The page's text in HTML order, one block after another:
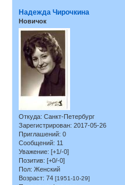
Надежда Чирочкина
Новичок
Откуда: Санкт-Петербург
Зарегистрирован: 2017-05-26
Приглашений: 0
Сообщений: 11
Уважение: [+1/-0]
Позитив: [+0/-0]
Пол: Женский
Возраст: 74 [1951-10-29]